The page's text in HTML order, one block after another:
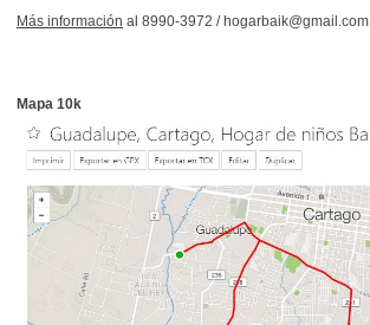
Más información al 8990-3972 / hogarbaik@gmail.com.
Mapa 10k